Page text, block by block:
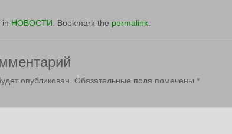
in НОВОСТИ . Bookmark the permalink
опубликован. Обязательные поля помечены *